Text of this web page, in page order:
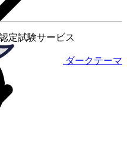
ダークテーマ
定試験サービス